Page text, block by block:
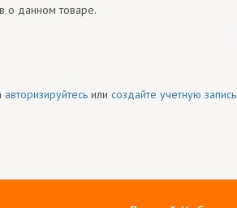
о данном товаре.
авторизируйтесь или создайте учетную запись